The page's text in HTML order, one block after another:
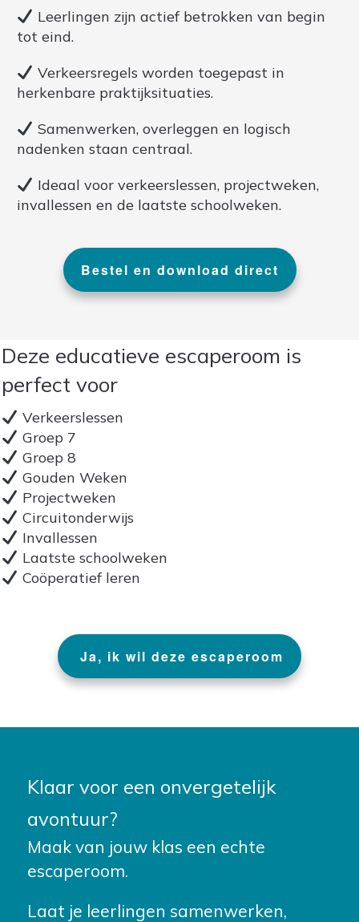
Leerlingen zijn actief betrokken van begin
tot eind.
Verkeersregels worden toegepast in
herkenbare praktijksituaties.
Samenwerken, overleggen en logisch
nadenken staan centraal.
Ideaal voor verkeerslessen, projectweken,
invallessen en de laatste schoolweken.
Bestel en download direct
Deze educatieve escaperoom is
perfect voor
Verkeerslessen
Groep 7
Groep 8
Gouden Weken
Projectweken
Circuitonderwijs
Invallessen
Laatste schoolweken
Coöperatief leren
Ja, ik wil deze escaperoom
Klaar voor een onvergetelijk
avontuur?
Maak van jouw klas een echte
escaperoom.
Laat je leerlingen samenwerken,